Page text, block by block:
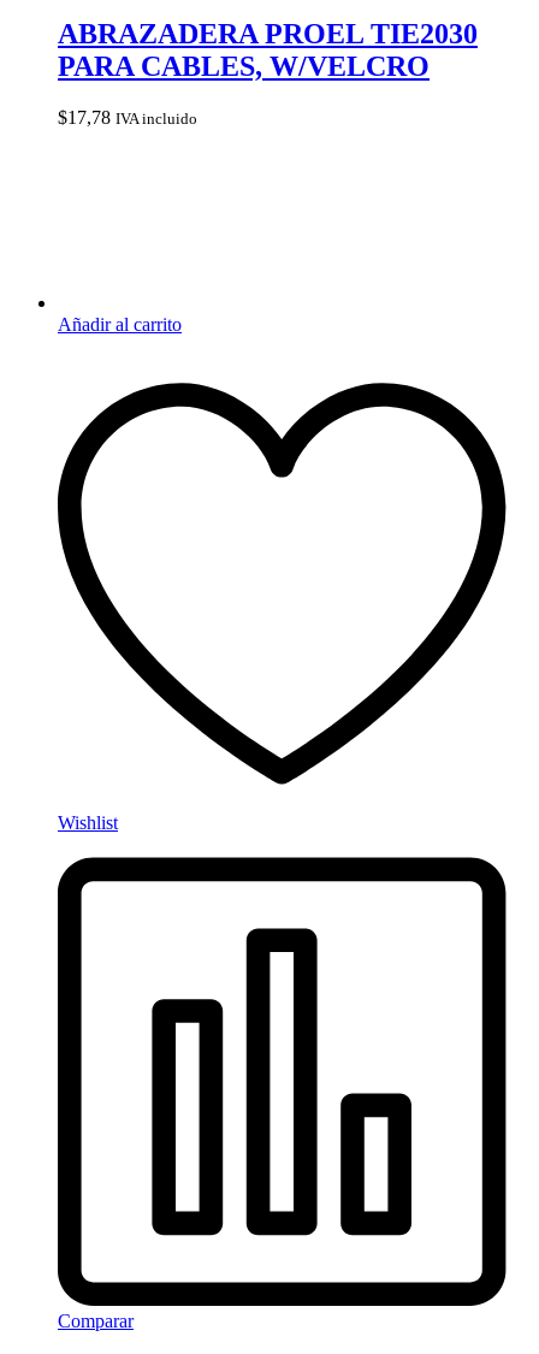
ABRAZADERA PROEL TIE2030
PARA CABLES, W/VELCRO
$17,78 IVA incluido
Añadir al carrito
Wishlist
Comparar